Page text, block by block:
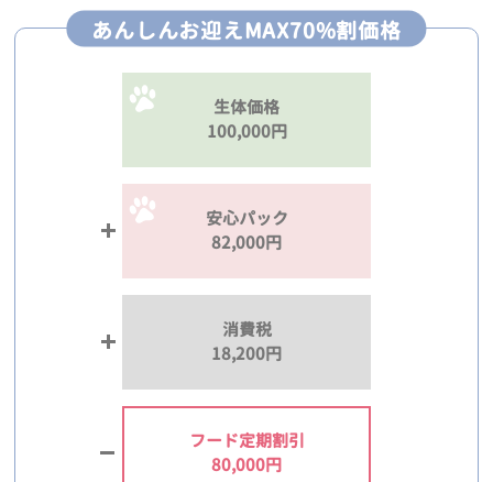
あんしんお迎えMAX70%割価格
生体価格
100,000円
安心パック
82,000円
消費税
18,200円
フード定期割引
80,000円